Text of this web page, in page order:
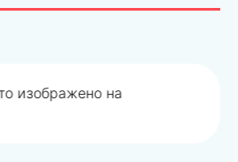
изображено на